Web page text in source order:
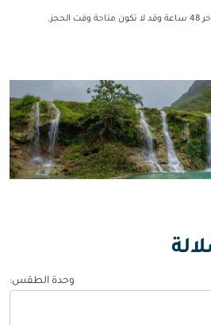
وحدة الطقس: